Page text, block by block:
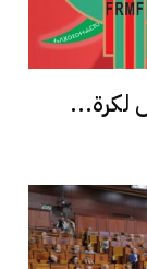
لكرة...